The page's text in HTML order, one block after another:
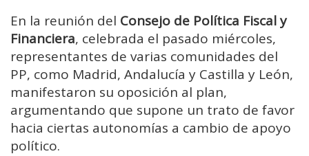
En la reunión del Consejo de Política Fiscal y
Financiera, celebrada el pasado miércoles,
representantes de varias comunidades del
PP, como Madrid, Andalucía y Castilla y León,
manifestaron su oposición al plan,
argumentando que supone un trato de favor
hacia ciertas autonomías a cambio de apoyo
político.